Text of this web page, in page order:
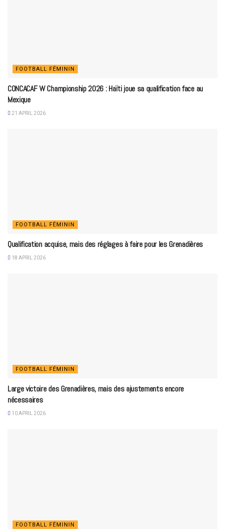
FOOTBALL FÉMININ
CONCACAF W Championship 2026 : Haïti joue sa qualification face au
Mexique
21 APRIL 2026
FOOTBALL FÉMININ
Qualification acquise, mais des réglages à faire pour les Grenadières
18 APRIL 2026
FOOTBALL FÉMININ
Large victoire des Grenadières, mais des ajustements encore
nécessaires
10 APRIL 2026
FOOTBALL FÉMININ